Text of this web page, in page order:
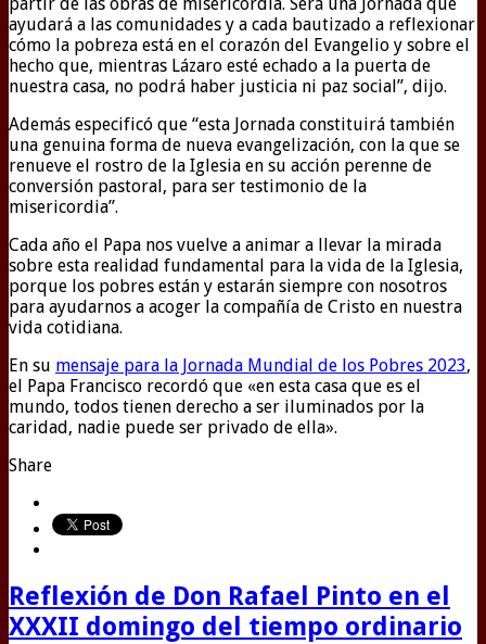
ayudará a las comunidades y a cada bautizado a reflexionar
cómo la pobreza está en el corazón del Evangelio y sobre el
hecho que, mientras Lázaro esté echado a la puerta de
nuestra casa, no podrá haber justicia ni paz social”, dijo.
Además especificó que “esta Jornada constituirá también
una genuina forma de nueva evangelización, con la que se
renueve el rostro de la Iglesia en su acción perenne de
conversión pastoral, para ser testimonio de la
misericordia”.
Cada año el Papa nos vuelve a animar a llevar la mirada
sobre esta realidad fundamental para la vida de la Iglesia,
porque los pobres están y estarán siempre con nosotros
para ayudarnos a acoger la compañía de Cristo en nuestra
vida cotidiana.
En su mensaje para la Jornada Mundial de los Pobres 2023,
el Papa Francisco recordó que «en esta casa que es el
mundo, todos tienen derecho a ser iluminados por la
caridad, nadie puede ser privado de ella».
Share
Reflexión de Don Rafael Pinto en el
XXXII domingo del tiempo ordinario